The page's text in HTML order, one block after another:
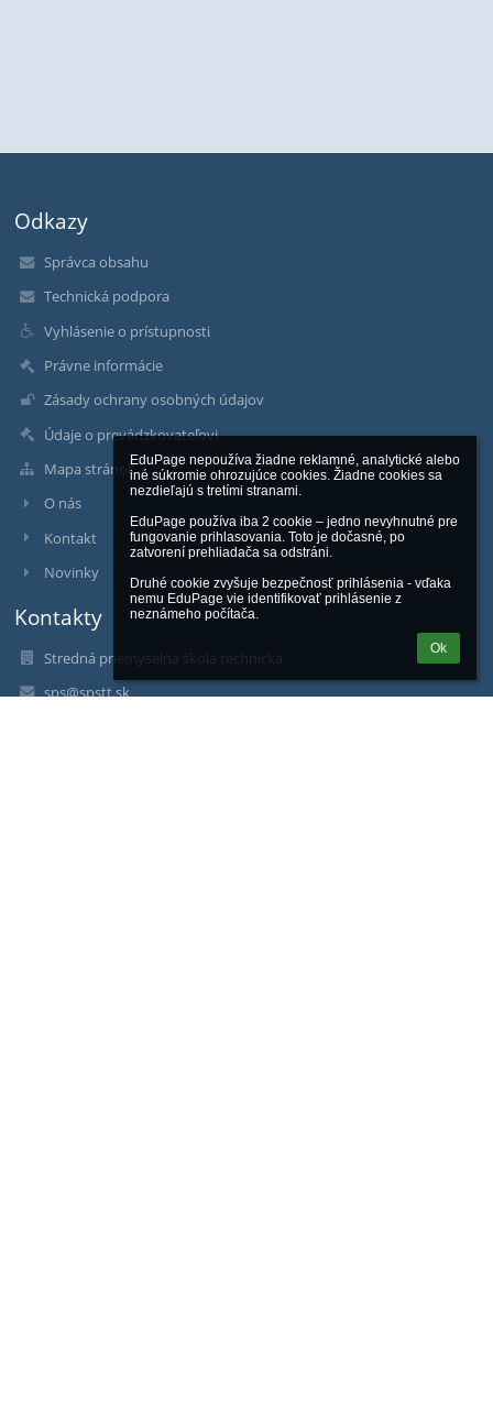
EduPage nepoužíva žiadne reklamné, analytické alebo
iné súkromie ohrozujúce cookies. Žiadne cookies sa
nezdieľajú s tretími stranami.
EduPage používa iba 2 cookie – jedno nevyhnutné pre
fungovanie prihlasovania. Toto je dočasné, po
zatvorení prehliadača sa odstráni.
Druhé cookie zvyšuje bezpečnosť prihlásenia - vďaka
nemu EduPage vie identifikovať prihlásenie z
neznámeho počítača.
Ok
Odkazy
Správca obsahu
Technická podpora
Vyhlásenie o prístupnosti
Právne informácie
Zásady ochrany osobných údajov
Údaje o prevádzkovateľovi
Mapa stránok
O nás
Kontakt
Novinky
Kontakty
Stredná priemyselná škola technická
sps@spstt.sk